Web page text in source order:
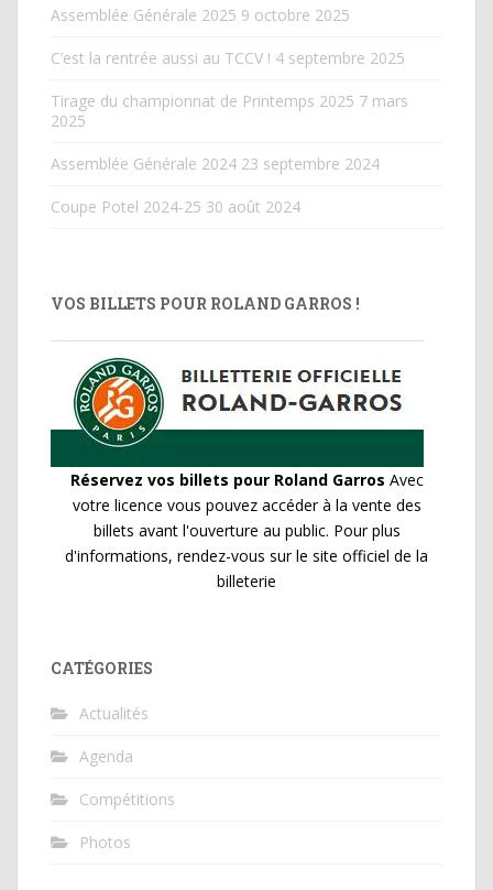
Assemblée Générale 2025 9 octobre 2025
C’est la rentrée aussi au TCCV ! 4 septembre 2025
Tirage du championnat de Printemps 2025 7 mars
2025
Assemblée Générale 2024 23 septembre 2024
Coupe Potel 2024-25 30 août 2024
VOS BILLETS POUR ROLAND GARROS !
Réservez vos billets pour Roland Garros Avec
votre licence vous pouvez accéder à la vente des
billets avant l'ouverture au public. Pour plus
d'informations, rendez-vous sur le site officiel de la
billeterie
CATÉGORIES
Actualités
Agenda
Compétitions
Photos